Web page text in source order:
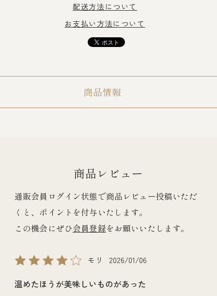
ご利用ガイド
配送方法について
お支払い方法について
商品情報
商品レビュー
通販会員ログイン状態で商品レビュー投稿いただ
くと、ポイントを付与いたします。
この機会にぜひ会員登録をお願いいたします。
モリ 2026/01/06
温めたほうが美味しいものがあった